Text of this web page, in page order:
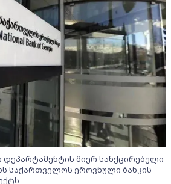
დეპარტამენტის მიერ სანქცირებული
საქართველოს ეროვნული ბანკის